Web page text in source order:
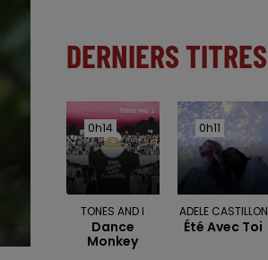
DERNIERS TITRES
0h14
0h14
TONES AND I
Dance
Monkey
0h11
0h11
ADELE CASTILLON
Été Avec Toi